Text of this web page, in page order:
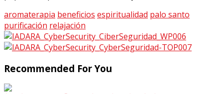
aromaterapia beneficios espiritualidad palo santo
purificación relajación
Recommended For You